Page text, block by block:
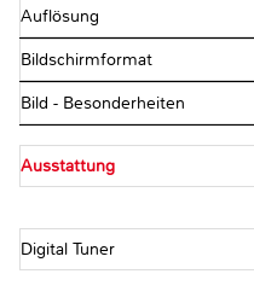
Auflösung
Bildschirmformat
Bild - Besonderheiten
Ausstattung
Digital Tuner